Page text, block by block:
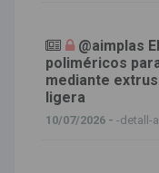
@aimplas
poliméricos
mediante
ligera
10/07/2026 - -detall-